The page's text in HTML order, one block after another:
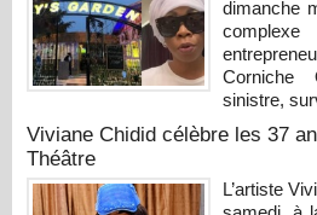
dimanche
sinistre,
Viviane Chidid célèbre les 37
Théâtre
L’artiste